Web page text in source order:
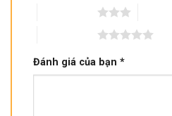
Đánh giá của bạn *